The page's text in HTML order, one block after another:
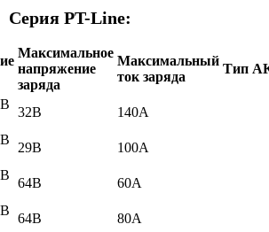
Серия PT-Line:
Максимальное
напряжение
заряда
Максимальный
ток заряда
Тип
32В 140А
29В
100А
64В
60А
64В
80А